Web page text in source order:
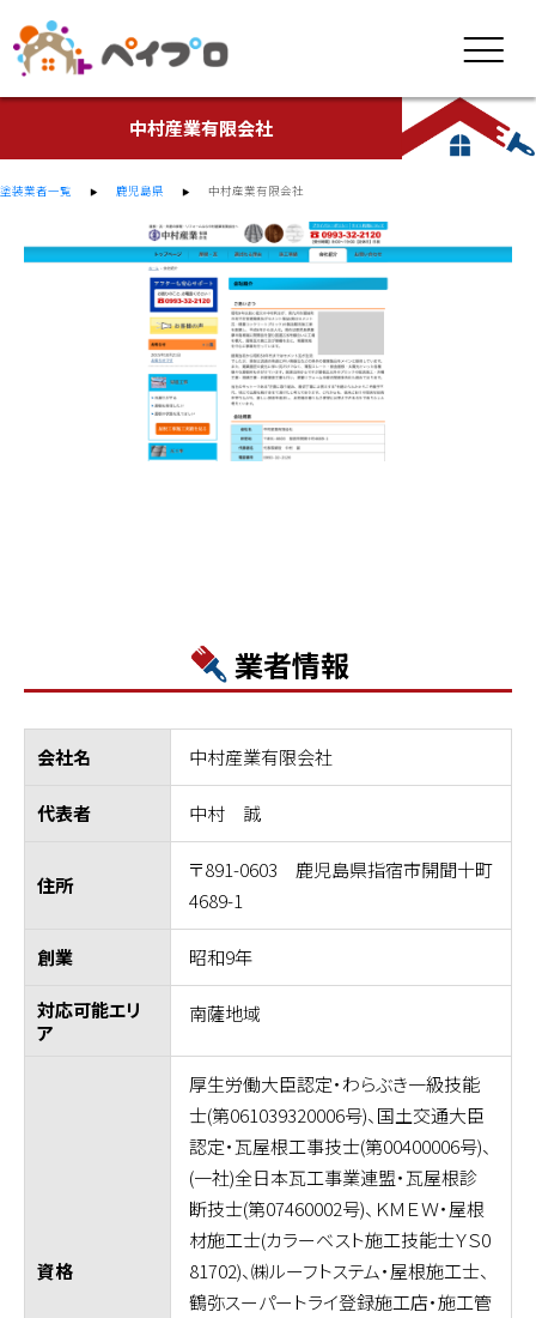
中村産業有限会社
塗装業者一覧 鹿児島県 中村産業有限会社
業者情報
会社名 中村産業有限会社
代表者 中村 誠
住所
〒891-0603 鹿児島県指宿市開聞十町
4689-1
創業 昭和9年
対応可能エリ
ア
南薩地域
資格
厚生労働大臣認定・わらぶき一級技能
士(第061039320006号)、国土交通大臣
認定・瓦屋根工事技士(第00400006号)、
(一社)全日本瓦工事業連盟・瓦屋根診
断技士(第07460002号)、ＫＭＥＷ・屋根
材施工士(カラーベスト施工技能士ＹＳ0
81702)、㈱ルーフトステム・屋根施工士、
鶴弥スーパートライ登録施工店・施工管